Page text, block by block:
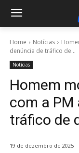
Home Notícias
denúncia de tráfico de...
Notícias
Homem
com a PM
tráfico de
19 de dezembro de 2025